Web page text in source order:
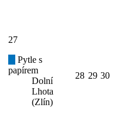
27
Pytle s
papírem
Dolní
Lhota
(Zlín)
28 29 30